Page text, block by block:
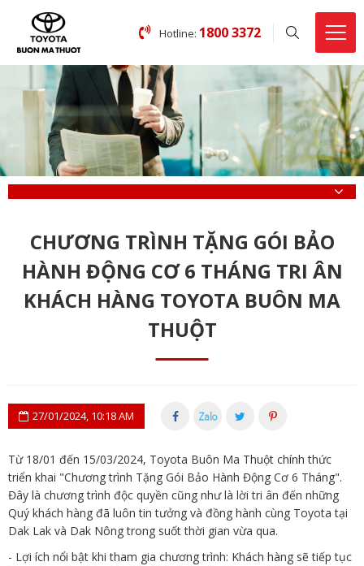
Hotline: 1800 3372
CHƯƠNG TRÌNH TẶNG GÓI BẢO
HÀNH ĐỘNG CƠ 6 THÁNG TRI ÂN
KHÁCH HÀNG TOYOTA BUÔN MA
THUỘT
27/01/2024, 10:18 AM
Từ 18/01 đến 15/03/2024, Toyota Buôn Ma Thuột chính thức
triển khai "Chương trình Tặng Gói Bảo Hành Động Cơ 6 Tháng".
Đây là chương trình độc quyền cũng như là lời tri ân đến những
Quý khách hàng đã luôn tin tưởng và đồng hành cùng Toyota tại
Dak Lak và Dak Nông trong suốt thời gian vừa qua.
- Lợi ích nổi bật khi tham gia chương trình: Khách hàng sẽ tiếp tục